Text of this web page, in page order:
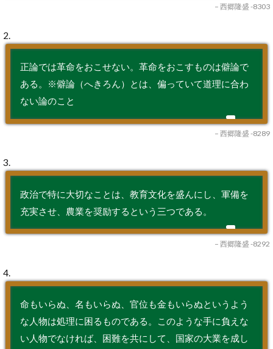
– 西郷隆盛 -8303
2.
正論では革命をおこせない。革命をおこすものは僻論で
ある。※僻論（へきろん）とは、偏っていて道理に合わ
ない論のこと
– 西郷隆盛 -8289
3.
政治で特に大切なことは、教育文化を盛んにし、軍備を
充実させ、農業を奨励するという三つである。
– 西郷隆盛 -8292
4.
命もいらぬ、名もいらぬ、官位も金もいらぬというよう
な人物は処理に困るものである。このような手に負えな
い人物でなければ、困難を共にして、国家の大業を成し